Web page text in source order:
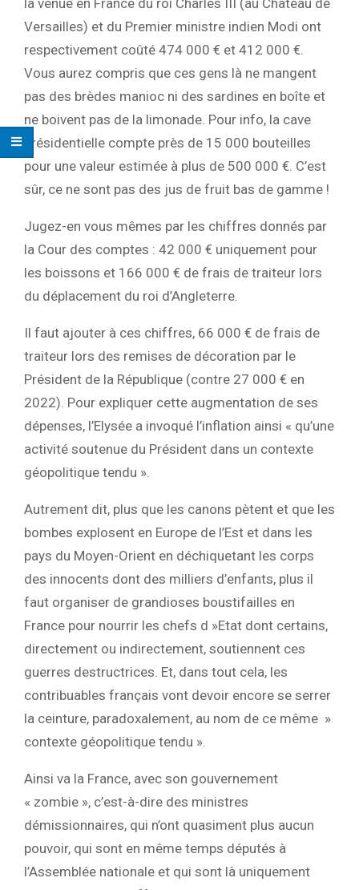
la venue en France du roi Charles III (au Château de
Versailles) et du Premier ministre indien Modi ont
respectivement coûté 474 000 € et 412 000 €.
Vous aurez compris que ces gens là ne mangent
pas des brèdes manioc ni des sardines en boîte et
ne boivent pas de la limonade. Pour info, la cave
présidentielle compte près de 15 000 bouteilles
pour une valeur estimée à plus de 500 000 €. C’est
sûr, ce ne sont pas des jus de fruit bas de gamme !
Jugez-en vous mêmes par les chiffres donnés par
la Cour des comptes : 42 000 € uniquement pour
les boissons et 166 000 € de frais de traiteur lors
du déplacement du roi d’Angleterre.
Il faut ajouter à ces chiffres, 66 000 € de frais de
traiteur lors des remises de décoration par le
Président de la République (contre 27 000 € en
2022). Pour expliquer cette augmentation de ses
dépenses, l’Elysée a invoqué l’inflation ainsi « qu’une
activité soutenue du Président dans un contexte
géopolitique tendu ».
Autrement dit, plus que les canons pètent et que les
bombes explosent en Europe de l’Est et dans les
pays du Moyen-Orient en déchiquetant les corps
des innocents dont des milliers d’enfants, plus il
faut organiser de grandioses boustifailles en
France pour nourrir les chefs d »Etat dont certains,
directement ou indirectement, soutiennent ces
guerres destructrices. Et, dans tout cela, les
contribuables français vont devoir encore se serrer
la ceinture, paradoxalement, au nom de ce même »
contexte géopolitique tendu ».
Ainsi va la France, avec son gouvernement
« zombie », c’est-à-dire des ministres
démissionnaires, qui n’ont quasiment plus aucun
pouvoir, qui sont en même temps députés à
l’Assemblée nationale et qui sont là uniquement